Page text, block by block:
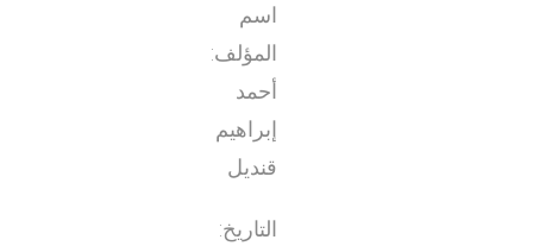
اسم
المؤلف:
أحمد
إبراهيم
قنديل
التاريخ: